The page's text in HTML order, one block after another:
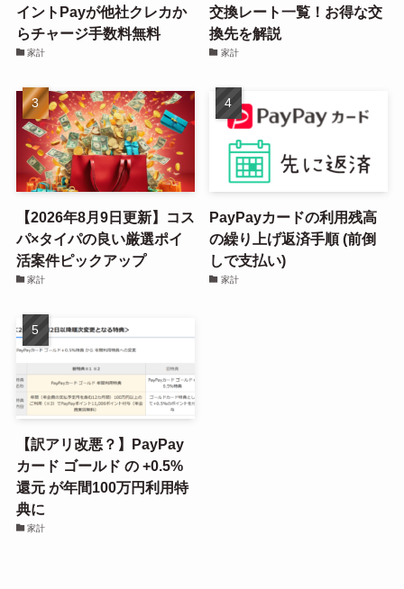
イントPayが他社クレカか
らチャージ手数料無料
家計
交換レート一覧！お得な交
換先を解説
家計
【2026年8月9日更新】コス
パ×タイパの良い厳選ポイ
活案件ピックアップ
家計
PayPayカードの利用残高
の繰り上げ返済手順 (前倒
しで支払い)
家計
【訳アリ改悪？】PayPay
カード ゴールド の +0.5%
還元 が年間100万円利用特
典に
家計